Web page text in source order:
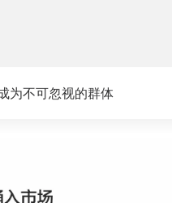
为不可忽视的群体